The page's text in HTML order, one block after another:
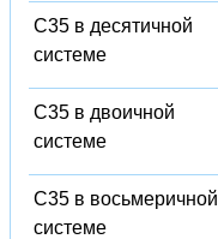
C35 в десятичной
системе
C35 в двоичной
системе
C35 в восьмеричной
системе